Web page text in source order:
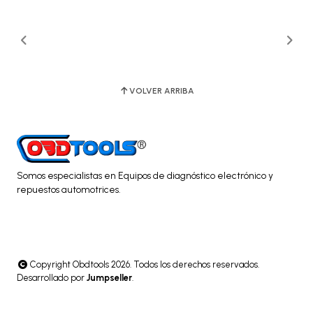
VOLVER ARRIBA
Somos especialistas en Equipos de diagnóstico electrónico y
repuestos automotrices.
Copyright Obdtools 2026. Todos los derechos reservados.
Desarrollado por Jumpseller